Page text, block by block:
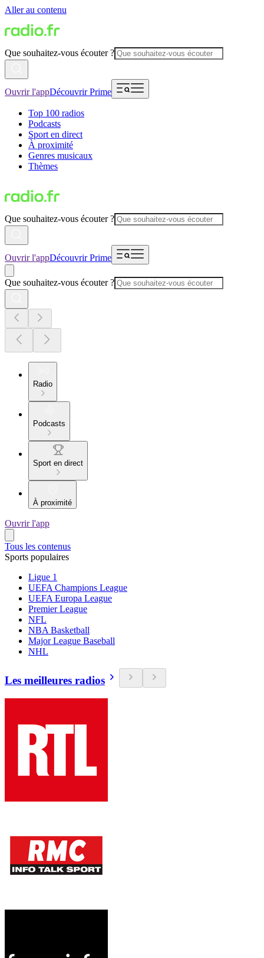
Aller au contenu
Que souhaitez-vous écouter ?
Ouvrir l'appDécouvrir Prime
Top 100 radios
Podcasts
Sport en direct
À proximité
Genres musicaux
Thèmes
Que souhaitez-vous écouter ?
Ouvrir l'appDécouvrir Prime
Que souhaitez-vous écouter ?
Radio
Podcasts
Sport en direct
À proximité
Ouvrir l'app
Tous les contenus
Sports populaires
Ligue 1
UEFA Champions League
UEFA Europa League
Premier League
NFL
NBA Basketball
Major League Baseball
NHL
Les meilleures radios